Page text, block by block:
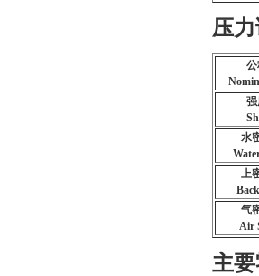
压
公
水
上
气
Air
主